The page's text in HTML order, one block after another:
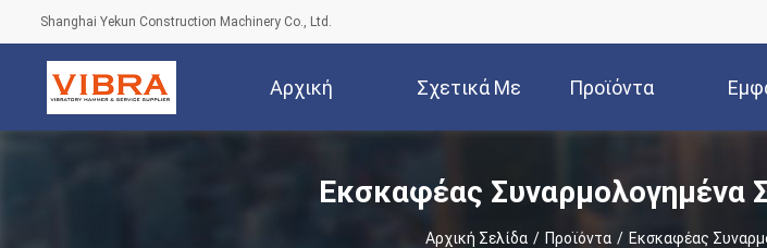
Shanghai Yekun Construction Machinery Co., Ltd.
Αρχική
Σελίδα
Σχετικά Με
Εμάς
Προϊόντα
Εκσκαφέας Συναρμολογημένα
Αρχική Σελίδα / Προϊόντα / Εκσκαφέας